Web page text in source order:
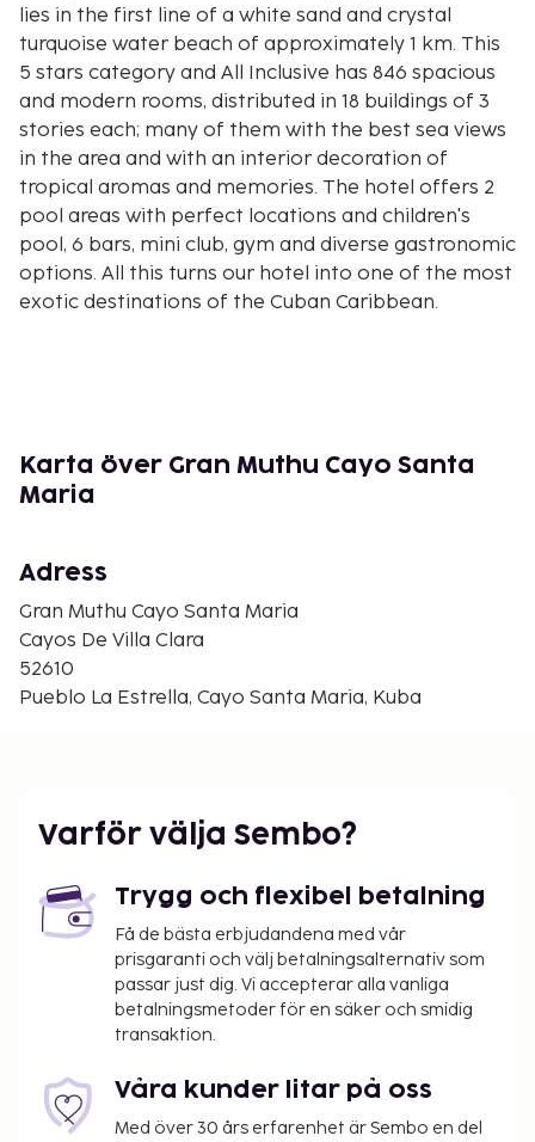
lies in the first line of a white sand and crystal
turquoise water beach of approximately 1 km. This
5 stars category and All Inclusive has 846 spacious
and modern rooms, distributed in 18 buildings of 3
stories each; many of them with the best sea views
in the area and with an interior decoration of
tropical aromas and memories. The hotel offers 2
pool areas with perfect locations and children's
pool, 6 bars, mini club, gym and diverse gastronomic
options. All this turns our hotel into one of the most
exotic destinations of the Cuban Caribbean.
Karta över Gran Muthu Cayo Santa
Maria
Adress
Gran Muthu Cayo Santa Maria
Cayos De Villa Clara
52610
Pueblo La Estrella, Cayo Santa Maria, Kuba
Varför välja Sembo?
Trygg och flexibel betalning
Få de bästa erbjudandena med vår
prisgaranti och välj betalningsalternativ som
passar just dig. Vi accepterar alla vanliga
betalningsmetoder för en säker och smidig
transaktion.
Våra kunder litar på oss
Med över 30 års erfarenhet är Sembo en del